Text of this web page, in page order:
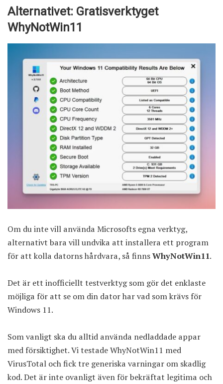
Alternativet: Gratisverktyget
WhyNotWin11
Om du inte vill använda Microsofts egna verktyg,
alternativt bara vill undvika att installera ett program
för att kolla datorns hårdvara, så finnsWhyNotWin11.
Det är ett inofficiellt testverktyg som gör det enklaste
möjliga för att se om din dator har vad som krävs för
Windows 11.
Som vanligt ska du alltid använda nedladdade appar
med försiktighet. Vi testade WhyNotWin11 med
VirusTotal ochfick tre generiska varningar om skadlig
kod. Det är inte ovanligt även för bekräftat legitima och